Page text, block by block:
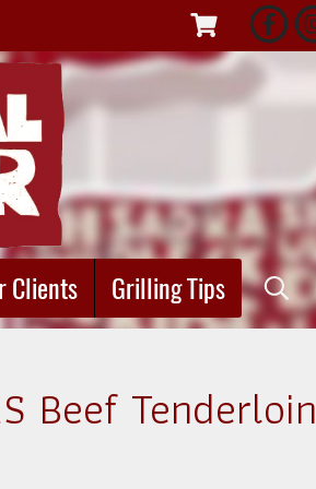
Clients Grilling Tips
Beef Tenderloin